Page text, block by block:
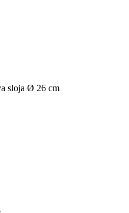
sloja Ø 26 cm